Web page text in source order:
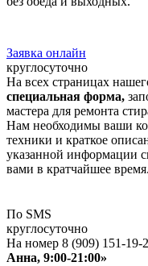
Заявка онлайн
круглосуточно
На всех страницах
специальная форма,
мастера для ремонта
Нам необходимы ваши
техники и краткое
указанной информации
вами в кратчайшее время.
По SMS
круглосуточно
На номер 8 (909) 151-19-
Анна, 9:00-21:00»